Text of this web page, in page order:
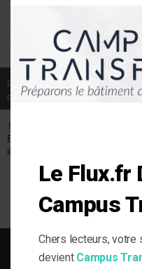
commentaire
Publié le 03/10/2017
par Anne-Laure Soulé
THÉMATIQUE
Efficacité
énergétique
Le Flux.fr
Campus
Chers lecteurs, votre
devient Campus